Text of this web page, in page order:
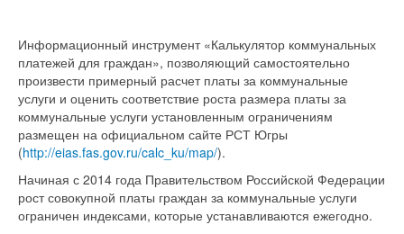
Информационный инструмент «Калькулятор коммунальных
платежей для граждан», позволяющий самостоятельно
произвести примерный расчет платы за коммунальные
услуги и оценить соответствие роста размера платы за
коммунальные услуги установленным ограничениям
размещен на официальном сайте РСТ Югры
(http://eias.fas.gov.ru/calc_ku/map/).
Начиная с 2014 года Правительством Российской Федерации
рост совокупной платы граждан за коммунальные услуги
ограничен индексами, которые устанавливаются ежегодно.